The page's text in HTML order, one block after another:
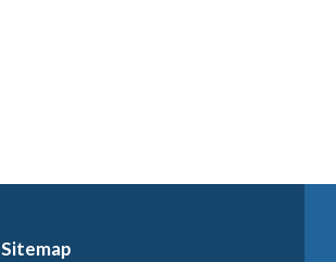
Sitemap